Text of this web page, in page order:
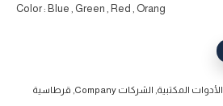
Color : Blue , Green , Red , Orang
الأدوات المكتبية الشركات Company
قرطاسية